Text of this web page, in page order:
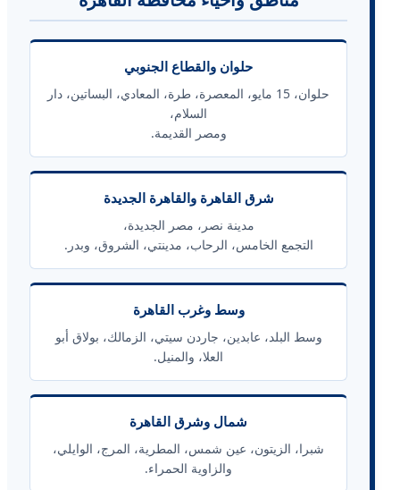
حلوان والقطاع الجنوبي
حلوان، 15 مايو، المعصرة، طرة، المعادي، البساتين، دار
السلام،
ومصر القديمة.
شرق القاهرة والقاهرة الجديدة
مدينة نصر، مصر الجديدة،
التجمع الخامس، الرحاب، مدينتي، الشروق، وبدر.
وسط وغرب القاهرة
وسط البلد، عابدين، جاردن سيتي، الزمالك، بولاق أبو
العلا، والمنيل.
شمال وشرق القاهرة
شبرا، الزيتون، عين شمس، المطرية، المرج، الوايلي،
والزاوية الحمراء.